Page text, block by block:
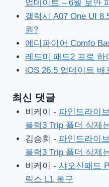
업데이트 – 6월 보안
갤럭시 A07 One UI
원?
에디파이어 Comfo
레드미 패드2 프로 하
iOS 26.5 업데이트
최신 댓글
비케이 - 파인드라이
블랙3 Trip 폴더 삭제
김승희 - 파인드라이
블랙3 Trip 폴더 삭제
비케이 - 샤오신패드
릭스 L1 복구